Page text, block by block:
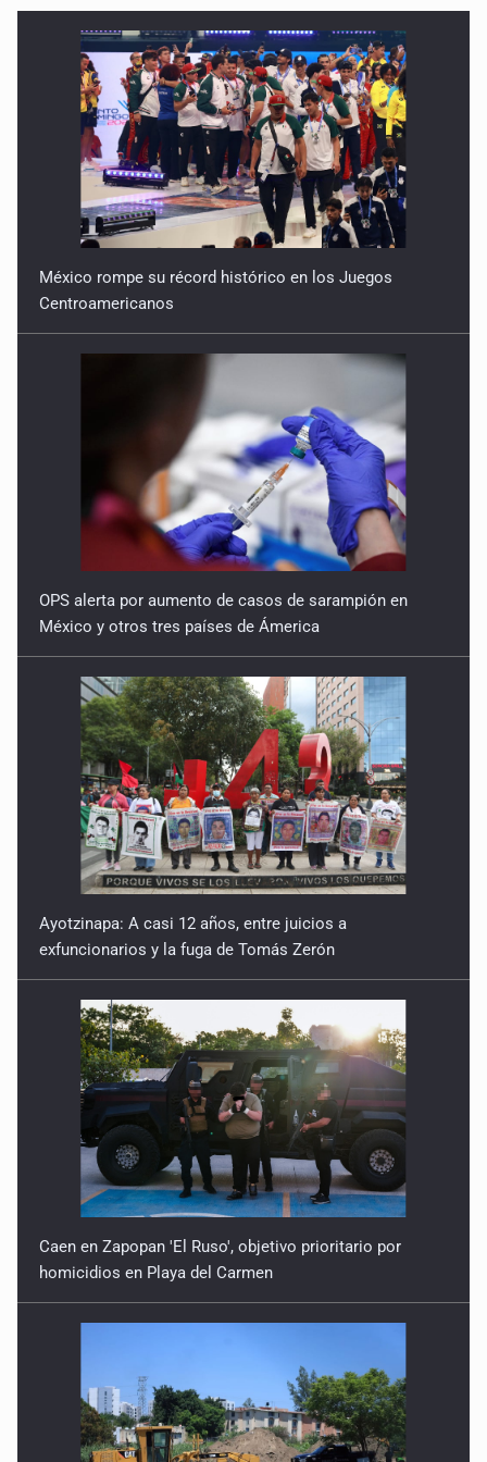
México rompe su récord histórico en los Juegos
Centroamericanos
OPS alerta por aumento de casos de sarampión en
México y otros tres países de Ámerica
Ayotzinapa: A casi 12 años, entre juicios a
exfuncionarios y la fuga de Tomás Zerón
Caen en Zapopan 'El Ruso', objetivo prioritario por
homicidios en Playa del Carmen